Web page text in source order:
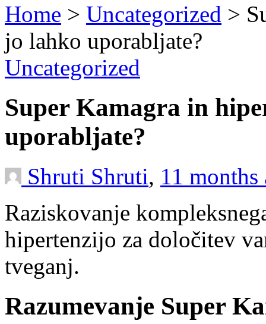
Home > Uncategorized >
jo lahko uporabljate?
Uncategorized
Super Kamagra in
uporabljate?
Shruti Shruti, 11
Raziskovanje
hipertenzijo za določitev
tveganj.
Razumevanje Super